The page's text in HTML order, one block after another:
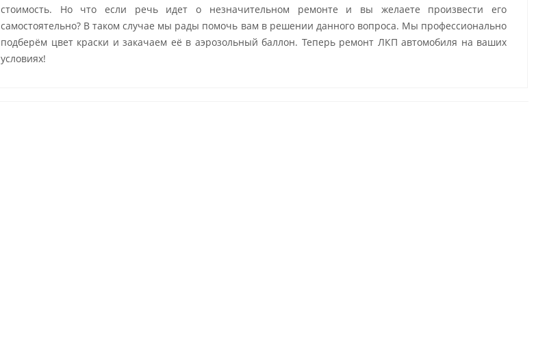
стоимость. Но что если речь идет о незначительном ремонте и вы желаете произвести его
самостоятельно? В таком случае мы рады помочь вам в решении данного вопроса. Мы профессионально
подберём цвет краски и закачаем её в аэрозольный баллон. Теперь ремонт ЛКП автомобиля на ваших
условиях!